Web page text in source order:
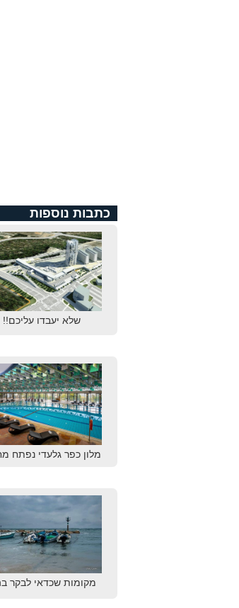
כתבות נוספות
שלא יעבדו עליכם!!
מלון כפר גלעדי נפתח
מקומות שכדאי לבקר